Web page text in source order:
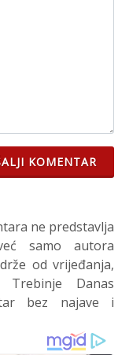
KOMENTAR
ne predstavlja
samo autora
od vrijeđanja,
Trebinje Danas
bez najave i